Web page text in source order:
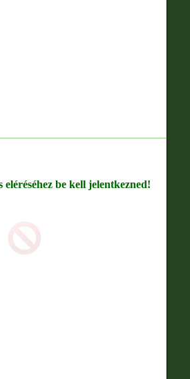
eléréséhez be kell jelentkezned!